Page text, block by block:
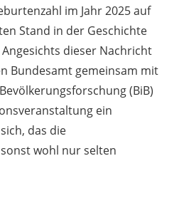
im Jahr 2025 auf
Stand in der Geschichte
dieser Nachricht
Bundesamt gemeinsam mit
(BiB)
ein
das die
wohl nur selten